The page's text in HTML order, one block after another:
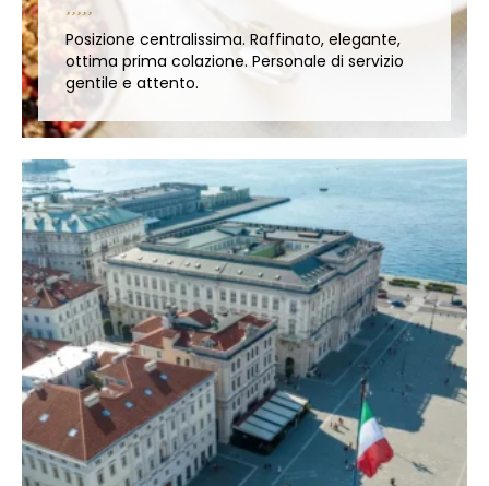
Posizione centralissima. Raffinato, elegante,
ottima prima colazione. Personale di servizio
gentile e attento.